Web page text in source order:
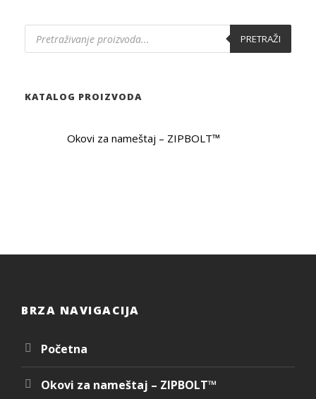
P
o
c
PRETRAŽI
KATALOG PROIZVODA
Okovi za nameštaj – ZIPBOLT™
BRZA NAVIGACIJA
Početna
Okovi za nameštaj – ZIPBOLT™